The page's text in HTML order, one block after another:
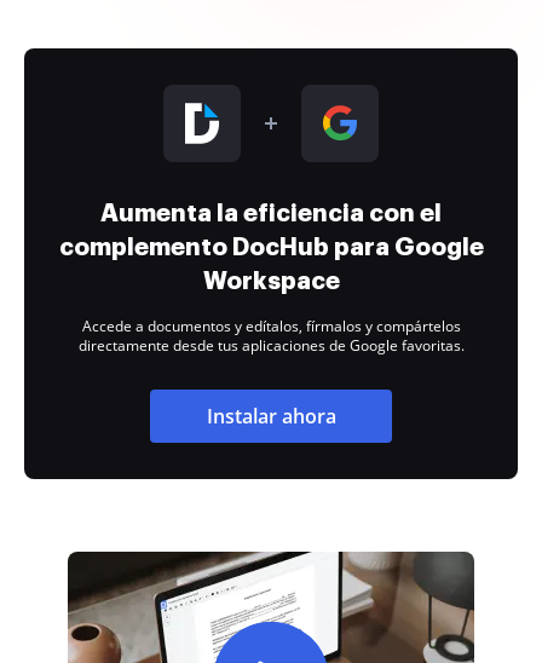
Aumenta la eficiencia con el
complemento DocHub para Google
Workspace
Accede a documentos y edítalos, fírmalos y compártelos
directamente desde tus aplicaciones de Google favoritas.
Instalar ahora